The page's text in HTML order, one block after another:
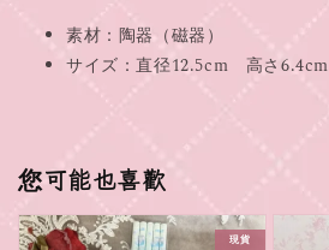
素材：陶器（磁器）
サイズ：直径12.5cm 高さ6.4cm
您可能也喜歡
現貨